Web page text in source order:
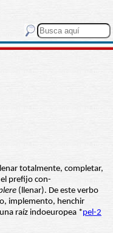
totalmente, completar,
prefijo con-
(llenar). De este verbo
implemento, henchir
raíz indoeuropea *pel-2